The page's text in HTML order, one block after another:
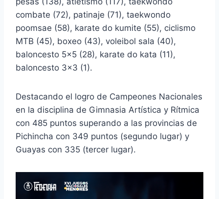
combate (72), patinaje (71), taekwondo
poomsae (58), karate do kumite (55), ciclismo
MTB (45), boxeo (43), voleibol sala (40),
baloncesto 5×5 (28), karate do kata (11),
baloncesto 3×3 (1).
Destacando el logro de Campeones Nacionales
en la disciplina de Gimnasia Artística y Rítmica
con 485 puntos superando a las provincias de
Pichincha con 349 puntos (segundo lugar) y
Guayas con 335 (tercer lugar).